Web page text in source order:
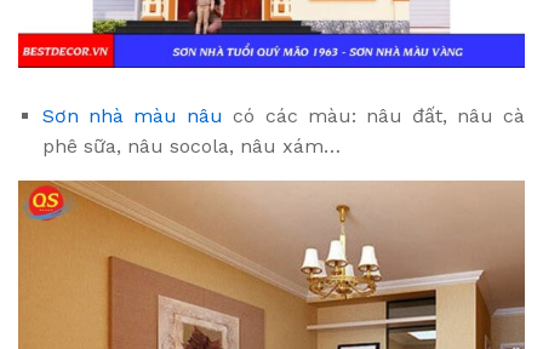
Sơn nhà màu nâu có các màu: nâu đất, nâu cà
phê sữa, nâu socola, nâu xám…